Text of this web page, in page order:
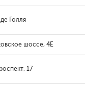
Голля
шоссе, 4Е
17